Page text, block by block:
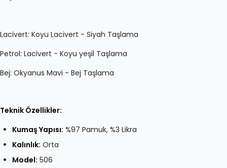
Lacivert: Koyu Lacivert - Siyah Taşlama
Petrol: Lacivert - Koyu yeşil Taşlama
Bej: Okyanus Mavi - Bej Taşlama
Teknik Özellikler:
Kumaş Yapısı: %97 Pamuk, %3 Likra
Kalınlık: Orta
Model: 506